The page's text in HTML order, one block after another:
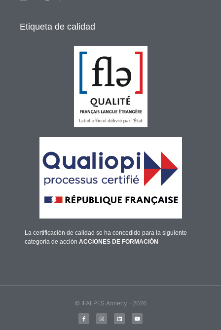
Etiqueta de calidad
La certificación de calidad se ha concedido para la siguiente
categoría de acción ACCIONES DE FORMACIÓN
© IFALPES Annecy - 2026